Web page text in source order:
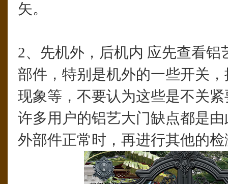
矢。
2、先机外，后机内 应先查看铝
部件，特别是机外的一些开关
现象等，不要认为这些是不关
许多用户的铝艺大门缺点都是
外部件正常时，再进行其他的检